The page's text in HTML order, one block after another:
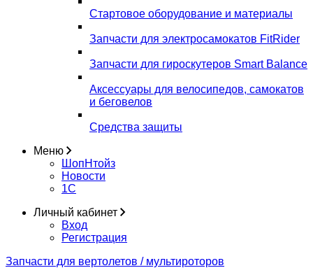
Стартовое оборудование и материалы
Запчасти для электросамокатов FitRider
Запчасти для гироскутеров Smart Balance
Аксессуары для велосипедов, самокатов
и беговелов
Средства защиты
Меню
ШопНтойз
Новости
1C
Личный кабинет
Вход
Регистрация
Запчасти для вертолетов / мультироторов